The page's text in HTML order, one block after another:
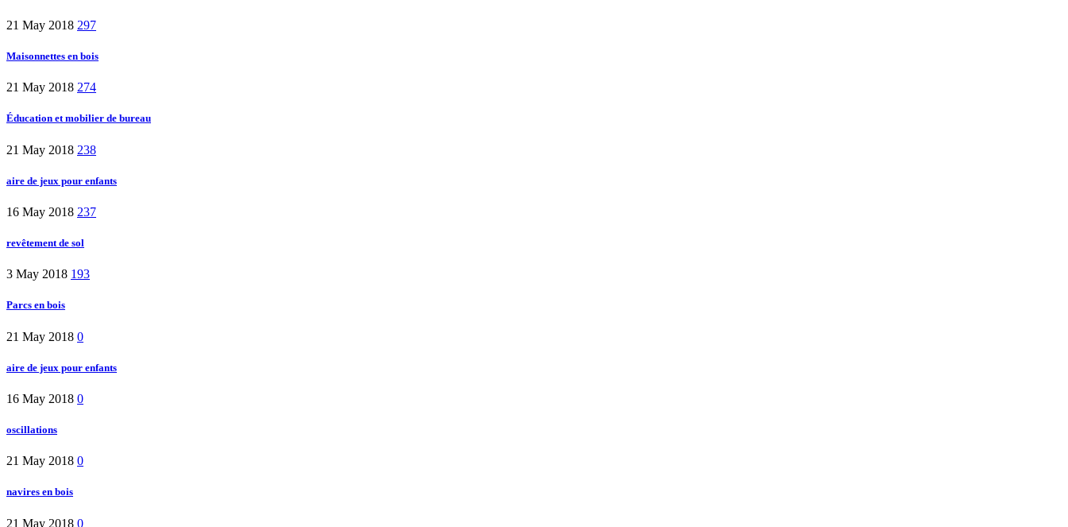
21 May 2018 297
Maisonnettes en bois
21 May 2018 274
Éducation et mobilier de bureau
21 May 2018 238
aire de jeux pour enfants
16 May 2018 237
revêtement de sol
3 May 2018 193
Parcs en bois
21 May 2018 0
aire de jeux pour enfants
16 May 2018 0
oscillations
21 May 2018 0
navires en bois
21 May 2018 0